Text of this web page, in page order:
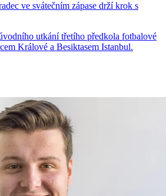
ve svátečním zápase drží krok s
utkání třetího předkola fotbalové
Králové a Besiktasem Istanbul.